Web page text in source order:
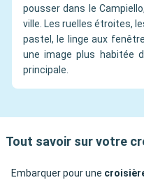
pousser dans le
ville. Les ruelles étroites,
pastel, le linge aux
une image plus habitée
principale.
Tout savoir sur votre
Embarquer pour une